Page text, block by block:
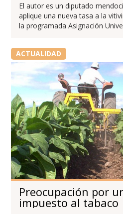
El autor es un diputado
aplique una nueva tasa a la
la programada Asignación
ACTUALIDAD
Preocupación por
impuesto al tabaco